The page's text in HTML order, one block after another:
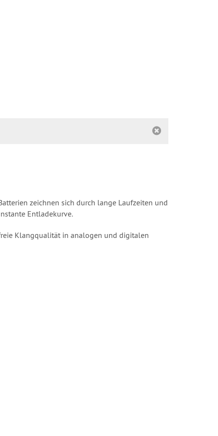
zeichnen sich durch lange Laufzeiten und
Entladekurve.
Klangqualität in analogen und digitalen